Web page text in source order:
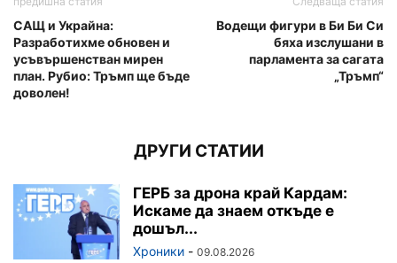
САЩ и Украйна:
Разработихме обновен и
усъвършенстван мирен
план. Рубио: Тръмп ще бъде
доволен!
Водещи фигури в Би Би Си
бяха изслушани в
парламента за сагата
„Тръмп“
ДРУГИ СТАТИИ
ГЕРБ за дрона край Кардам:
Искаме да знаем откъде е
дошъл...
Хроники - 09.08.2026